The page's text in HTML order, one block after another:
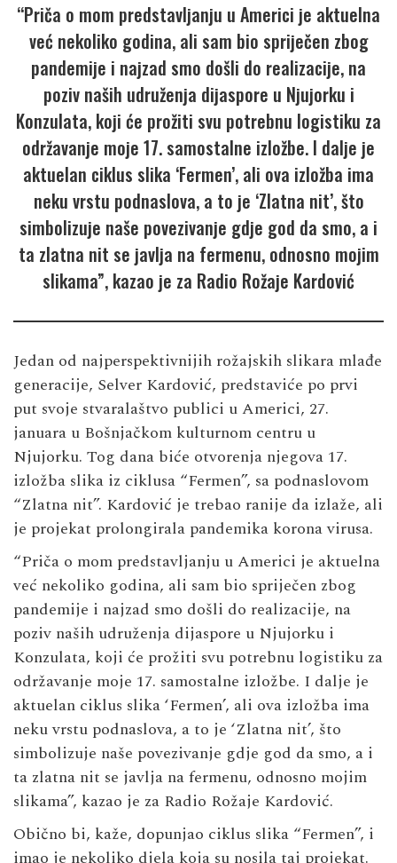
“Priča o mom predstavljanju u Americi je aktuelna
već nekoliko godina, ali sam bio spriječen zbog
pandemije i najzad smo došli do realizacije, na
poziv naših udruženja dijaspore u Njujorku i
Konzulata, koji će prožiti svu potrebnu logistiku za
održavanje moje 17. samostalne izložbe. I dalje je
aktuelan ciklus slika ‘Fermen’, ali ova izložba ima
neku vrstu podnaslova, a to je ‘Zlatna nit’, što
simbolizuje naše povezivanje gdje god da smo, a i
ta zlatna nit se javlja na fermenu, odnosno mojim
slikama”, kazao je za Radio Rožaje Kardović
Jedan od najperspektivnijih rožajskih slikara mlađe
generacije, Selver Kardović, predstaviće po prvi
put svoje stvaralaštvo publici u Americi, 27.
januara u Bošnjačkom kulturnom centru u
Njujorku. Tog dana biće otvorenja njegova 17.
izložba slika iz ciklusa “Fermen”, sa podnaslovom
“Zlatna nit”. Kardović je trebao ranije da izlaže, ali
je projekat prolongirala pandemika korona virusa.
“Priča o mom predstavljanju u Americi je aktuelna
već nekoliko godina, ali sam bio spriječen zbog
pandemije i najzad smo došli do realizacije, na
poziv naših udruženja dijaspore u Njujorku i
Konzulata, koji će prožiti svu potrebnu logistiku za
održavanje moje 17. samostalne izložbe. I dalje je
aktuelan ciklus slika ‘Fermen’, ali ova izložba ima
neku vrstu podnaslova, a to je ‘Zlatna nit’, što
simbolizuje naše povezivanje gdje god da smo, a i
ta zlatna nit se javlja na fermenu, odnosno mojim
slikama”, kazao je za Radio Rožaje Kardović.
Obično bi, kaže, dopunjao ciklus slika “Fermen”, i